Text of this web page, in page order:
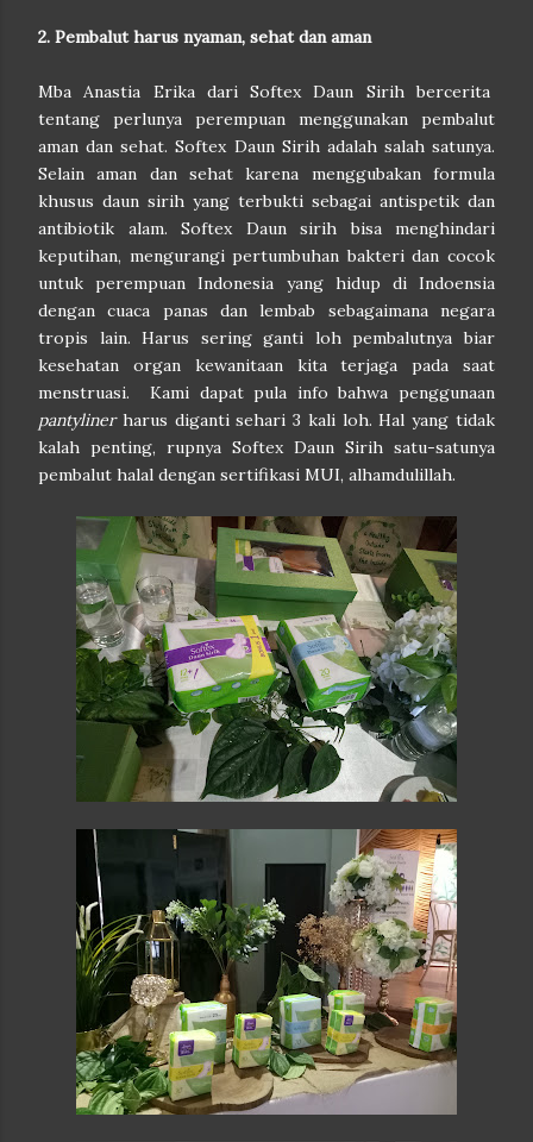
2. Pembalut harus nyaman, sehat dan aman
Mba Anastia Erika dari Softex Daun Sirih bercerita
tentang perlunya perempuan menggunakan pembalut
aman dan sehat. Softex Daun Sirih adalah salah satunya.
Selain aman dan sehat karena menggubakan formula
khusus daun sirih yang terbukti sebagai antispetik dan
antibiotik alam. Softex Daun sirih bisa menghindari
keputihan, mengurangi pertumbuhan bakteri dan cocok
untuk perempuan Indonesia yang hidup di Indoensia
dengan cuaca panas dan lembab sebagaimana negara
tropis lain. Harus sering ganti loh pembalutnya biar
kesehatan organ kewanitaan kita terjaga pada saat
menstruasi. Kami dapat pula info bahwa penggunaan
pantylinerharus diganti sehari 3 kali loh. Hal yang tidak
kalah penting, rupnya Softex Daun Sirih satu-satunya
pembalut halal dengan sertifikasi MUI, alhamdulillah.